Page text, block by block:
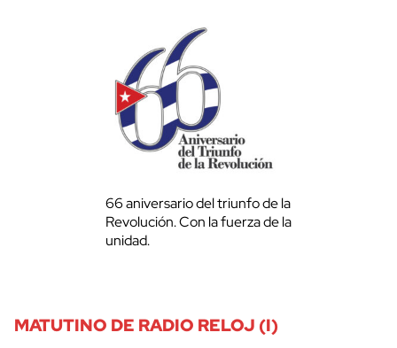
66 aniversario del triunfo de la
Revolución. Con la fuerza de la
unidad.
MATUTINO DE RADIO RELOJ (I)